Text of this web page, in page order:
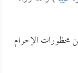
محظورات الإحرام